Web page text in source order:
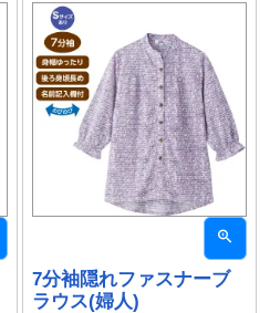
7分袖隠れファスナーブ
ラウス(婦人)